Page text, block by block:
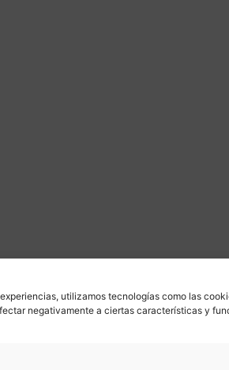
utilizamos tecnologías como las
negativamente a ciertas características y